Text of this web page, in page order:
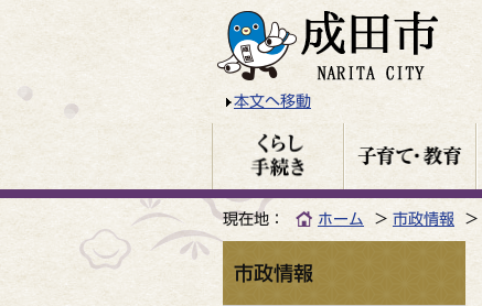
本文へ移動
現在地： ホーム 市政情報
市政情報